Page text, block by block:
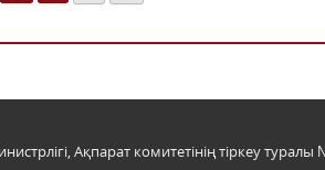
Ақпарат комитетінің тіркеу туралы №